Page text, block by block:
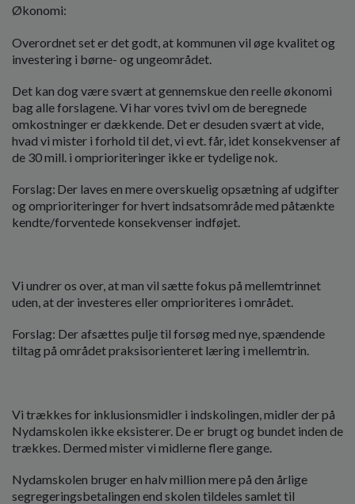
Økonomi:
Overordnet set er det godt, at kommunen vil øge kvalitet og
investering i børne- og ungeområdet.
Det kan dog være svært at gennemskue den reelle økonomi
bag alle forslagene. Vi har vores tvivl om de beregnede
omkostninger er dækkende. Det er desuden svært at vide,
hvad vi mister i forhold til det, vi evt. får, idet konsekvenser af
de 30 mill. i omprioriteringer ikke er tydelige nok.
Forslag: Der laves en mere overskuelig opsætning af udgifter
og omprioriteringer for hvert indsatsområde med påtænkte
kendte/forventede konsekvenser indføjet.
Vi undrer os over, at man vil sætte fokus på mellemtrinnet
uden, at der investeres eller omprioriteres i området.
Forslag: Der afsættes pulje til forsøg med nye, spændende
tiltag på området praksisorienteret læring i mellemtrin.
Vi trækkes for inklusionsmidler i indskolingen, midler der på
Nydamskolen ikke eksisterer. De er brugt og bundet inden de
trækkes. Dermed mister vi midlerne flere gange.
Nydamskolen bruger en halv million mere på den årlige
segregeringsbetalingen end skolen tildeles samlet til